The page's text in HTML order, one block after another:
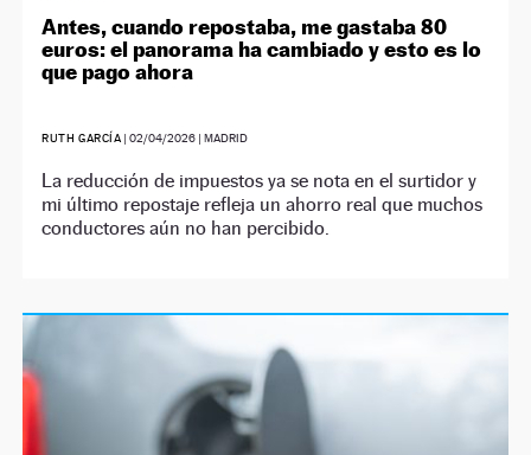
Antes, cuando repostaba, me gastaba 80
euros: el panorama ha cambiado y esto es lo
que pago ahora
RUTH GARCÍA |02/04/2026 | MADRID
La reducción de impuestos ya se nota en el surtidor y
mi último repostaje refleja un ahorro real que muchos
conductores aún no han percibido.